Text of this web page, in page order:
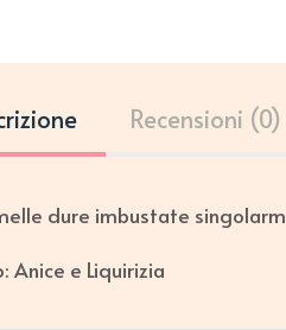
Recensioni (0)
dure imbustate
Anice e Liquirizia